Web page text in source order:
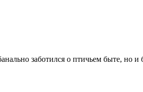
заботился о птичьем быте, но